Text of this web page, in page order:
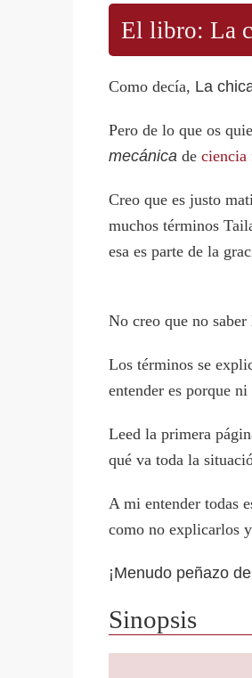
El libro: La
Como decía, La
Pero de lo que os
mecánica de
Creo que es justo
muchos términos
esa es parte de la
No creo que no
Los términos se
entender es porque
Leed la primera
qué va toda la
A mi entender todas
como no explicarlos
¡Menudo peñazo
Sinopsis